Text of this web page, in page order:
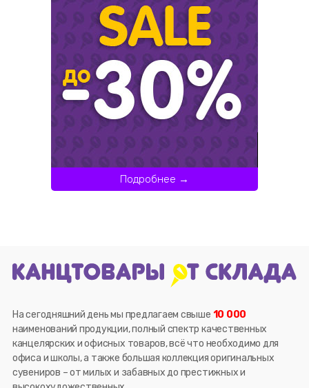
Подробнее →
На сегодняшний день мы предлагаем свыше 10 000
наименований продукции, полный спектр качественных
канцелярских и офисных товаров, всё что необходимо для
офиса и школы, а также большая коллекция оригинальных
сувениров – от милых и забавных до престижных и